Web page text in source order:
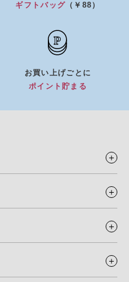
ギフトバッグ （￥88）
お買い上げごとに
ポイント貯まる